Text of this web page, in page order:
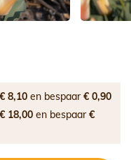
€ 8,10 en bespaar€ 0,90
€ 18,00 en bespaar€